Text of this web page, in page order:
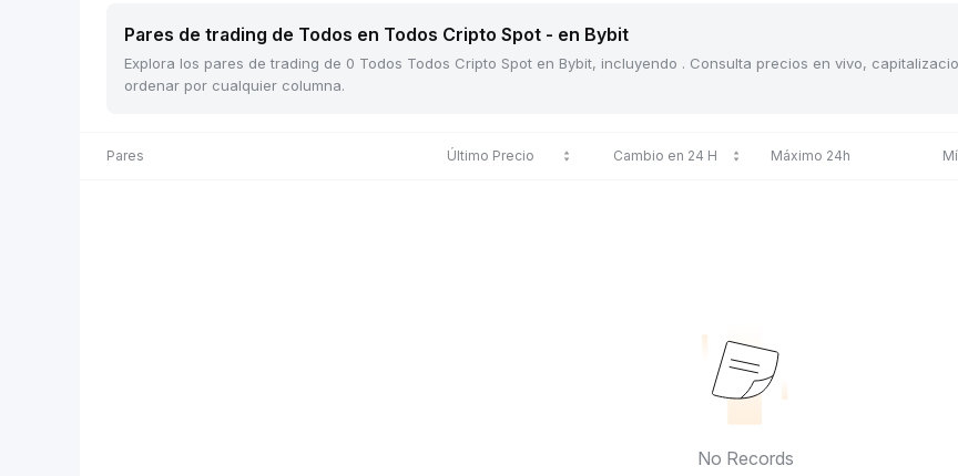
Pares de trading de Todos en Todos Cripto Spot - en Bybit
Explora los pares de trading de 0 Todos Todos Cripto Spot en Bybit, incluyendo . Consulta precios en vivo,
ordenar por cualquier columna.
Pares Último Precio Cambio en 24 H Máximo 24h
No Records